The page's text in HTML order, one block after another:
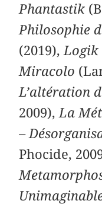
Phantastik
Philosophie
(2019), Logik
Miracolo
L’altération
2009), La
–
Phocide,